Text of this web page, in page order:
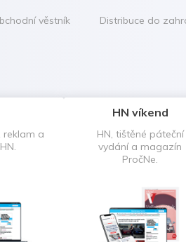
věstník Distribuce do
reklam a
HN víkend
HN, tištěné páteční
vydání a magazín
PročNe.